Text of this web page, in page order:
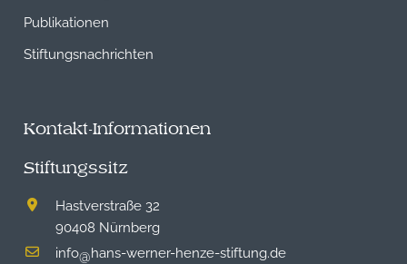
Publikationen
Stiftungsnachrichten
Kontakt-Informationen
Stiftungssitz
Hastverstraße 32
90408 Nürnberg
info@hans-werner-henze-stiftung.de